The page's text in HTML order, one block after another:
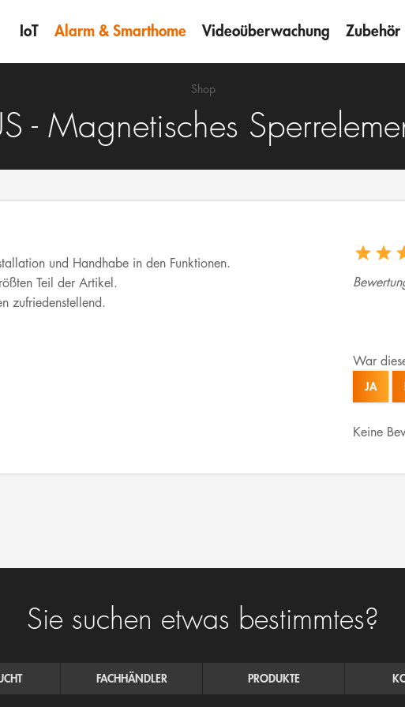
IoT Alarm & Smarthome Videoüberwachung Zubehör
Shop
- Magnetisches
und Handhabe in den Funktionen.
Teil der Artikel.
zufriedenstellend.
War
JA
Keine
Sie suchen etwas bestimmtes?
FACHHÄNDLER PRODUKTE